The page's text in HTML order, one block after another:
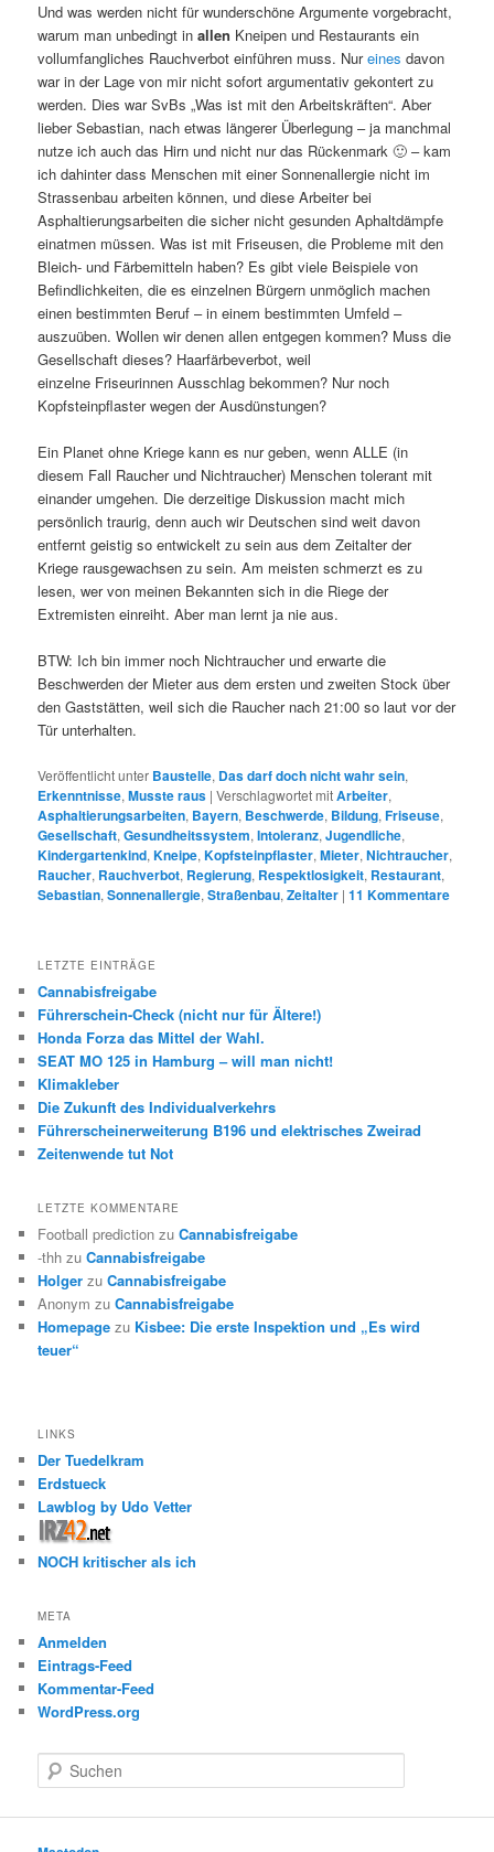
Und was werden nicht für wunderschöne Argumente vorgebracht,
warum man unbedingt inallen Kneipen und Restaurants ein
vollumfangliches Rauchverbot einführen muss. Nureines davon
war in der Lage von mir nicht sofort argumentativ gekontert zu
werden. Dies war SvBs „Was ist mit den Arbeitskräften“. Aber
lieber Sebastian, nach etwas längerer Überlegung – ja manchmal
nutze ich auch das Hirn und nicht nur das Rückenmark 🙂 – kam
ich dahinter dass Menschen mit einer Sonnenallergie nicht im
Strassenbau arbeiten können, und diese Arbeiter bei
Asphaltierungsarbeiten die sicher nicht gesunden Aphaltdämpfe
einatmen müssen. Was ist mit Friseusen, die Probleme mit den
Bleich- und Färbemitteln haben? Es gibt viele Beispiele von
Befindlichkeiten, die es einzelnen Bürgern unmöglich machen
einen bestimmten Beruf – in einem bestimmten Umfeld –
auszuüben. Wollen wir denen allen entgegen kommen? Muss die
Gesellschaft dieses? Haarfärbeverbot, weil
einzelne Friseurinnen Ausschlag bekommen? Nur noch
Kopfsteinpflaster wegen der Ausdünstungen?
Ein Planet ohne Kriege kann es nur geben, wenn ALLE (in
diesem Fall Raucher und Nichtraucher) Menschen tolerant mit
einander umgehen. Die derzeitige Diskussion macht mich
persönlich traurig, denn auch wir Deutschen sind weit davon
entfernt geistig so entwickelt zu sein aus dem Zeitalter der
Kriege rausgewachsen zu sein. Am meisten schmerzt es zu
lesen, wer von meinen Bekannten sich in die Riege der
Extremisten einreiht. Aber man lernt ja nie aus.
BTW: Ich bin immer noch Nichtraucher und erwarte die
Beschwerden der Mieter aus dem ersten und zweiten Stock über
den Gaststätten, weil sich die Raucher nach 21:00 so laut vor der
Tür unterhalten.
Veröffentlicht unter Baustelle, Das darf doch nicht wahr sein,
Erkenntnisse,Musste raus |Verschlagwortet mitArbeiter,
Asphaltierungsarbeiten, Bayern, Beschwerde, Bildung,Friseuse,
Gesellschaft,Gesundheitssystem,Intoleranz,Jugendliche,
Kindergartenkind,Kneipe,Kopfsteinpflaster,Mieter,Nichtraucher,
Raucher, Rauchverbot, Regierung, Respektlosigkeit, Restaurant,
Sebastian,Sonnenallergie,Straßenbau,Zeitalter |11 Kommentare
LETZTE EINTRÄGE
Cannabisfreigabe
Führerschein-Check (nicht nur für Ältere!)
Honda Forza das Mittel der Wahl.
SEAT MO 125 in Hamburg – will man nicht!
Klimakleber
Die Zukunft des Individualverkehrs
Führerscheinerweiterung B196 und elektrisches Zweirad
Zeitenwende tut Not
LETZTE KOMMENTARE
Football prediction zuCannabisfreigabe
-thh zuCannabisfreigabe
Holger zuCannabisfreigabe
Anonym zuCannabisfreigabe
Homepage zu Kisbee: Die erste Inspektion und „Es wird
teuer“
LINKS
Der Tuedelkram
Erdstueck
Lawblog by Udo Vetter
NOCH kritischer als ich
META
Anmelden
Eintrags-Feed
Kommentar-Feed
WordPress.org
u
e